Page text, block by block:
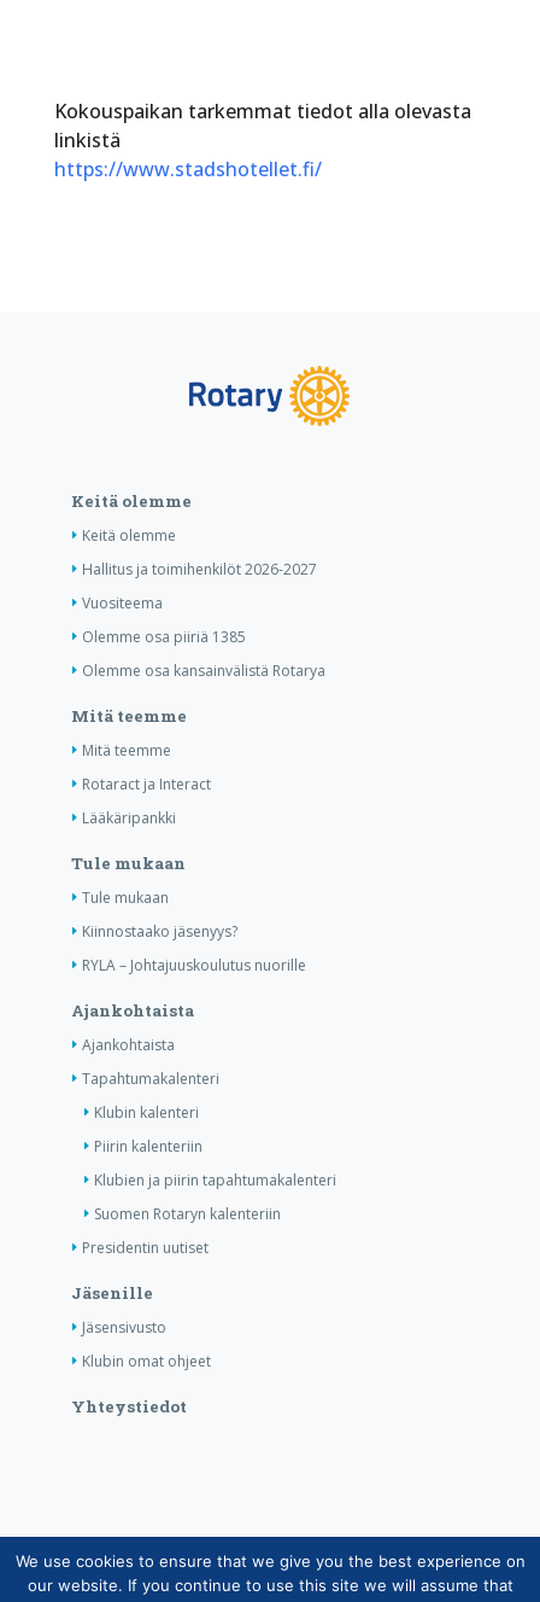
Kokouspaikan tarkemmat tiedot alla olevasta
linkistä
https://www.stadshotellet.fi/
Keitä olemme
Keitä olemme
Hallitus ja toimihenkilöt 2026-2027
Vuositeema
Olemme osa piiriä 1385
Olemme osa kansainvälistä Rotarya
Mitä teemme
Mitä teemme
Rotaract ja Interact
Lääkäripankki
Tule mukaan
Tule mukaan
Kiinnostaako jäsenyys?
RYLA – Johtajuuskoulutus nuorille
Ajankohtaista
Ajankohtaista
Tapahtumakalenteri
Klubin kalenteri
Piirin kalenteriin
Klubien ja piirin tapahtumakalenteri
Suomen Rotaryn kalenteriin
Presidentin uutiset
Jäsenille
Jäsensivusto
Klubin omat ohjeet
Yhteystiedot
Copyright © Suomen Rotarypalvelu ry 2026 |
Jäsentietojärjestelmän tietosuojaseloste|Henkilötietojen
We use cookies to ensure that we give you the best experience on
our website. If you continue to use this site we will assume that